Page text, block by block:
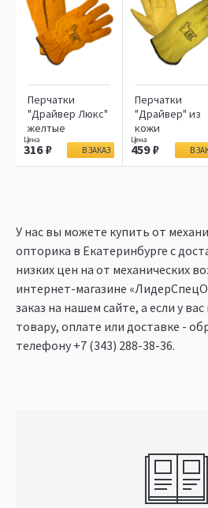
Перчатки
"Драйвер Люкс"
желтые
316 В ЗАКАЗ
Перчатки
"Драйвер" из
кожи
459 В
У нас вы можете купить от
опторика в Екатеринбурге c
низких цен на от механических
интернет-магазине
заказ на нашем сайте, а если у
товару, оплате или доставке -
телефону +7 (343) 288-38-36.